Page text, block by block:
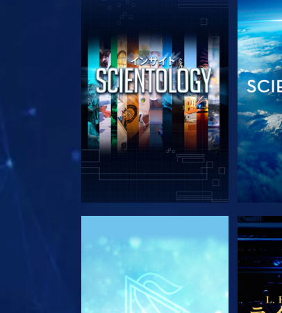
シリーズを探求